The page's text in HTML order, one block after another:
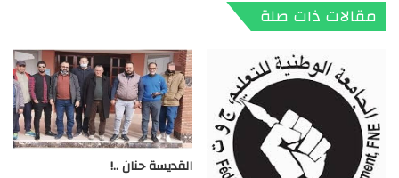
مقالات ذات صلة
القديسة حنان ..!